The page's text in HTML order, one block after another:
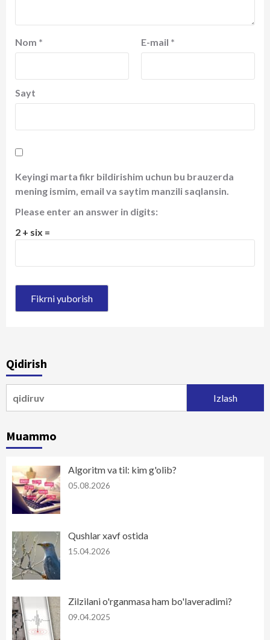
Nom * E-mail *
Sayt
Keyingi marta fikr bildirishim uchun bu brauzerda
mening ismim, email va saytim manzili saqlansin.
Please enter an answer in digits:
2 + six =
Qidirish
Muammo
Algoritm va til: kim g'olib?
05.08.2026
Qushlar xavf ostida
15.04.2026
Zilzilani o'rganmasa ham bo'laveradimi?
09.04.2025